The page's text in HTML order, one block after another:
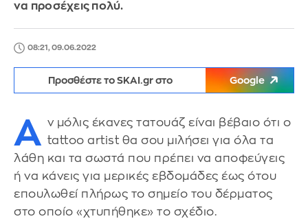
να προσέχεις πολύ.
08:21, 09.06.2022
Προσθέστε το SKAI.gr στο Google
Α ν μόλις έκανες τατουάζ είναι βέβαιο ότι ο
tattoo artist θα σου μιλήσει για όλα τα
λάθη και τα σωστά που πρέπει να αποφεύγεις
ή να κάνεις για μερικές εβδομάδες έως ότου
επουλωθεί πλήρως το σημείο του δέρματος
στο οποίο «χτυπήθηκε» το σχέδιο.